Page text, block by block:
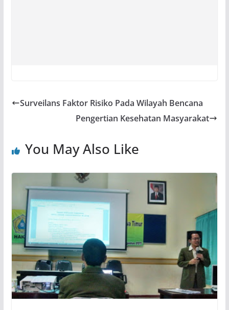
Surveilans Faktor Risiko Pada Wilayah Bencana
Pengertian Kesehatan Masyarakat
You May Also Like